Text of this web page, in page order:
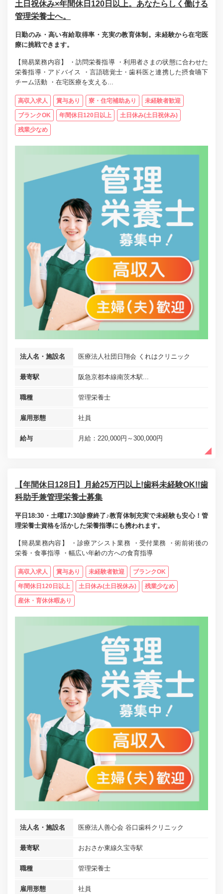
土日祝休み×年間休日120日以上。あなたらしく働ける
管理栄養士へ。
日勤のみ・高い有給取得率・充実の教育体制。未経験から在宅医
療に挑戦できます。
【簡易業務内容】 ・訪問栄養指導 ・利用者さまの状態に合わせた
栄養指導・アドバイス ・言語聴覚士・歯科医と連携した摂食嚥下
チーム活動 ・在宅医療を支える...
高収入求人 賞与あり 寮・住宅補助あり 未経験者歓迎
ブランクOK 年間休日120日以上 土日休み(土日祝休み)
残業少なめ
法人名・施設名 医療法人社団日翔会 くれはクリニック
最寄駅 阪急京都本線南茨木駅...
職種 管理栄養士
雇用形態 社員
給与 月給：220,000円～300,000円
【年間休日128日】月給25万円以上!歯科未経験OK!!歯
科助手兼管理栄養士募集
平日18:30・土曜17:30診療終了♪教育体制充実で未経験も安心！管
理栄養士資格を活かした栄養指導にも携われます。
【簡易業務内容】 ・診療アシスト業務 ・受付業務 ・術前術後の
栄養・食事指導 ・幅広い年齢の方への食育指導
高収入求人 賞与あり 未経験者歓迎 ブランクOK
年間休日120日以上 土日休み(土日祝休み) 残業少なめ
産休・育休休暇あり
法人名・施設名 医療法人善心会 谷口歯科クリニック
最寄駅 おおさか東線久宝寺駅
職種 管理栄養士
雇用形態 社員